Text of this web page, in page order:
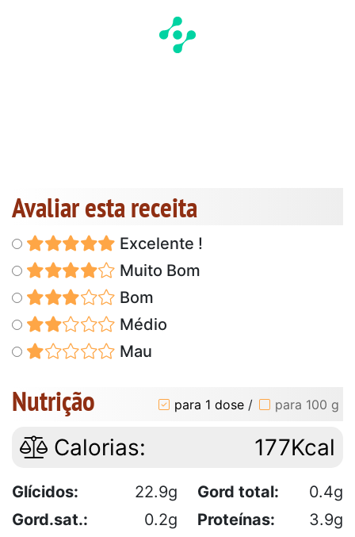
Avaliar esta receita
Excelente !
Muito Bom
Bom
Médio
Mau
Nutrição para 1 dose / para 100 g
Calorias: 177Kcal
Glícidos: 22.9g Gord total:
0.4g
Gord.sat.:
0.2g Proteínas:
3.9g